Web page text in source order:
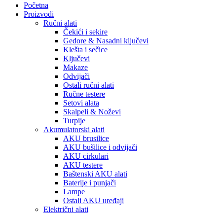
Početna
Proizvodi
Ručni alati
Čekići i sekire
Gedore & Nasadni ključevi
Klešta i sečice
Ključevi
Makaze
Odvijači
Ostali ručni alati
Ručne testere
Setovi alata
Skalpeli & Noževi
Turpije
Akumulatorski alati
AKU brusilice
AKU bušilice i odvijači
AKU cirkulari
AKU testere
Baštenski AKU alati
Baterije i punjači
Lampe
Ostali AKU uređaji
Električni alati